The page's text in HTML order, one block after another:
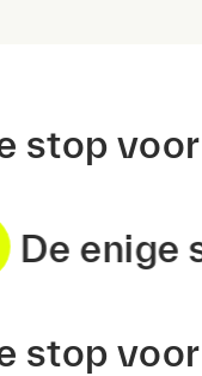
stop
enige
stop